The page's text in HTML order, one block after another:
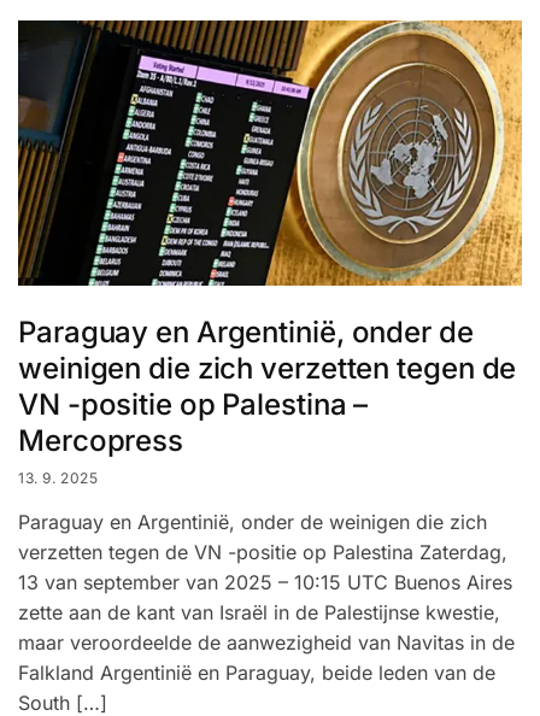
Paraguay en Argentinië, onder de
weinigen die zich verzetten tegen de
VN -positie op Palestina –
Mercopress
13. 9. 2025
Paraguay en Argentinië, onder de weinigen die zich
verzetten tegen de VN -positie op Palestina Zaterdag,
13 van september van 2025 – 10:15 UTC Buenos Aires
zette aan de kant van Israël in de Palestijnse kwestie,
maar veroordeelde de aanwezigheid van Navitas in de
Falkland Argentinië en Paraguay, beide leden van de
South […]